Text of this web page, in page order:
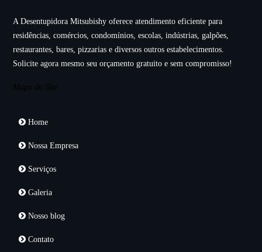
A Desentupidora Mitsubishy oferece atendimento eficiente para
residências, comércios, condomínios, escolas, indústrias, galpões,
restaurantes, bares, pizzarias e diversos outros estabelecimentos.
Solicite agora mesmo seu orçamento gratuito e sem compromisso!
Mapa do Site
Home
Nossa Empresa
Serviços
Galeria
Nosso blog
Contato